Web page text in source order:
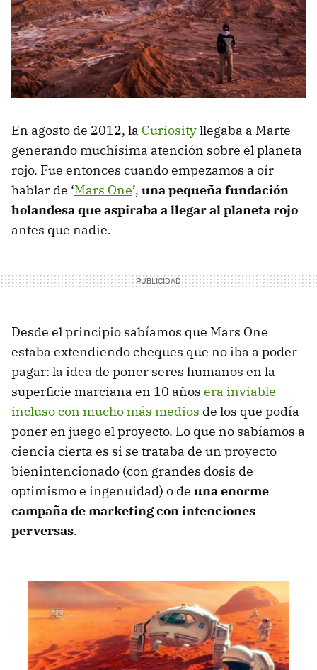
En agosto de 2012, la Curiosityllegaba a Marte
generando muchísima atención sobre el planeta
rojo. Fue entonces cuando empezamos a oír
hablar de ‘Mars One’, una pequeña fundación
holandesa que aspiraba a llegar al planeta rojo
antes que nadie.
Desde el principio sabíamos que Mars One
estaba extendiendo cheques que no iba a poder
pagar: la idea de poner seres humanos en la
superficie marciana en 10 años era inviable
incluso con mucho más medios de los que podía
poner en juego el proyecto. Lo que no sabíamos a
ciencia cierta es si se trataba de un proyecto
bienintencionado (con grandes dosis de
optimismo e ingenuidad) o de una enorme
campaña de marketing con intenciones
perversas.